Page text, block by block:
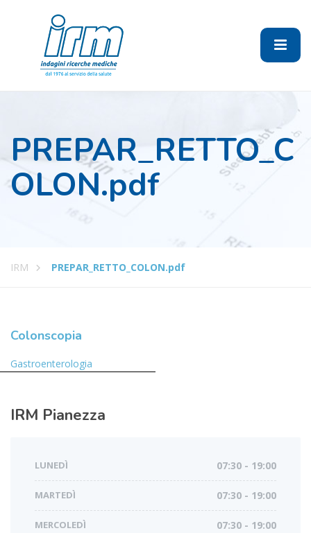
PREPAR_RETTO_C
OLON.pdf
IRM PREPAR_RETTO_COLON.pdf
Colonscopia
Gastroenterologia
IRM Pianezza
LUNEDÌ 07:30 - 19:00
MARTEDÌ 07:30 - 19:00
MERCOLEDÌ 07:30 - 19:00